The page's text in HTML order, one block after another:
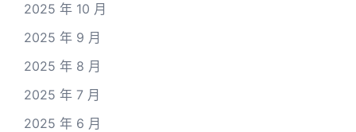
2025 年 10 月
2025 年 9 月
2025 年 8 月
2025 年 7 月
2025 年 6 月